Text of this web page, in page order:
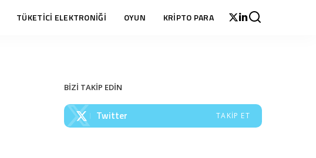
TÜKETİCİ ELEKTRONİĞİ OYUN KRİPTO PARA
BİZİ TAKİP EDİN
Twitter TAKIP ET